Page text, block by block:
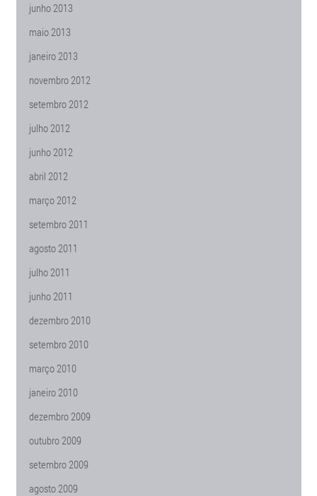
junho 2013
maio 2013
janeiro 2013
novembro 2012
setembro 2012
julho 2012
junho 2012
abril 2012
março 2012
setembro 2011
agosto 2011
julho 2011
junho 2011
dezembro 2010
setembro 2010
março 2010
janeiro 2010
dezembro 2009
outubro 2009
setembro 2009
agosto 2009